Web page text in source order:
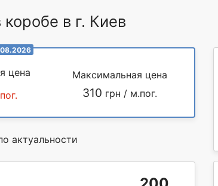
в г. Киев
цена Максимальная цена
310 грн / м.пог.
актуальности